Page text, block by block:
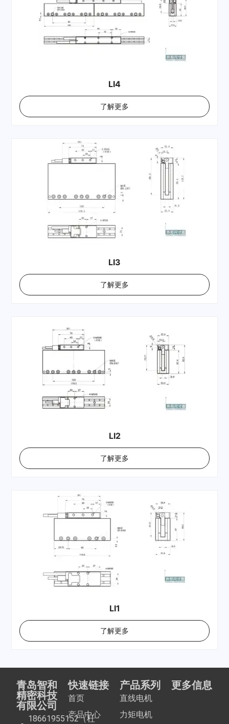
LI4
了解更多
LI3
了解更多
LI2
了解更多
LI1
了解更多
青岛智和
精密科技
有限公司
18661955152（杜
快速链接
首页
产品中心
产品系列
直线电机
力矩电机
更多信息